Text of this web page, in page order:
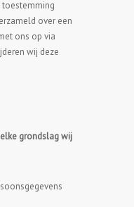
toestemming
over een
ons op via
wij deze
grondslag wij